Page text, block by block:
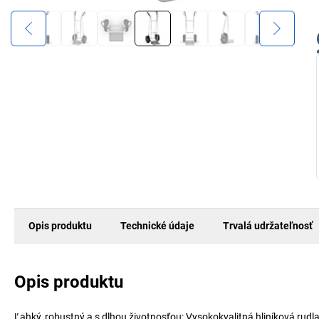
Opis produktu Technické údaje Trvalá udržateľnosť
Opis produktu